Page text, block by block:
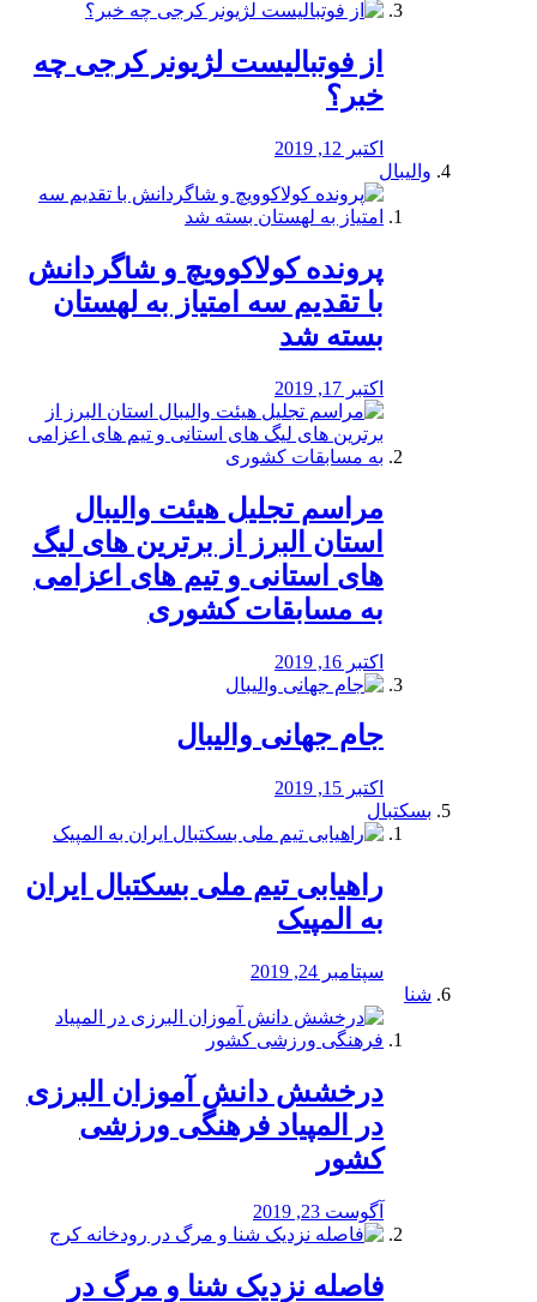
از فوتبالیست لژیونر کرجی چه
خبر؟
اکتبر 12, 2019
والیبال
پرونده کولاکوویچ و شاگردانش
با تقدیم سه امتیاز به لهستان
بسته شد
اکتبر 17, 2019
مراسم تجلیل هیئت والیبال
استان البرز از برترین های لیگ
های استانی و تیم های اعزامی
به مسابقات کشوری
اکتبر 16, 2019
جام جهانی والیبال
اکتبر 15, 2019
بسکتبال
راهیابی تیم ملی بسکتبال ایران
به المپیک
سپتامبر 24, 2019
شنا
درخشش دانش آموزان البرزی
در المپیاد فرهنگی ورزشی
کشور
آگوست 23, 2019
️فاصله نزدیک شنا و مرگ در